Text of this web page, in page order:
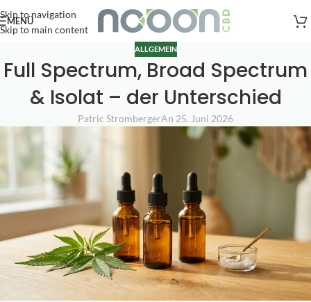
Skip to navigation
Skip to main content
Versandkostenfreie Lieferung nach AT, DE ab
MENÜ
ALLGEMEIN
Full Spectrum, Broad Spectrum
& Isolat – der Unterschied
Patric StrombergerAn 25. Juni 2026